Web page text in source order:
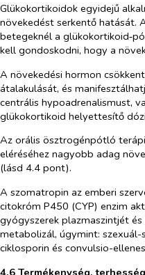
Glükokortikoidok egyidejű
növekedést serkentő hatását.
betegeknél a
kell gondoskodni, hogy a
A növekedési hormon
átalakulását, és
centrális hypoadrenalismust,
glükokortikoid helyettesítő
Az orális ösztrogénpótló
eléréséhez nagyobb adag
(lásd 4.4 pont).
A szomatropin az emberi
citokróm P450 (CYP) enzim
gyógyszerek plazmaszintjét
metabolizál, úgymint:
ciklosporin és convulsio-
4.6 Termékenység,